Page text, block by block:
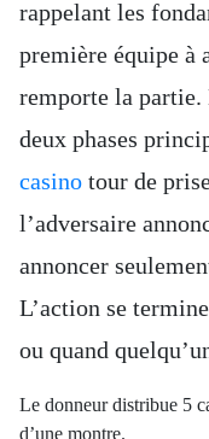
rappelant les
première équipe à
remporte la partie.
deux phases
casino tour de
l’adversaire
annoncer
L’action se
ou quand
Le donneur distribue 5
d’une montre.